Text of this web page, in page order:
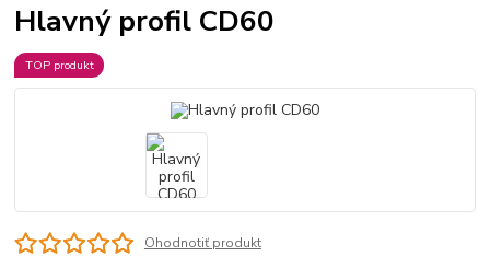
Hlavný profil CD60
TOP produkt
Ohodnotiť produkt